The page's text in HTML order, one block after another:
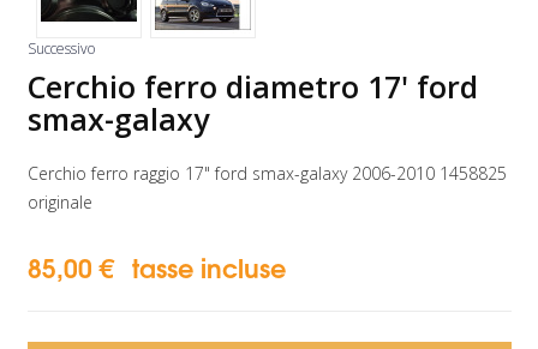
Successivo
Cerchio ferro diametro 17' ford
smax-galaxy
Cerchio ferro raggio 17" ford smax-galaxy 2006-2010 1458825
originale
85,00 € tasse incluse